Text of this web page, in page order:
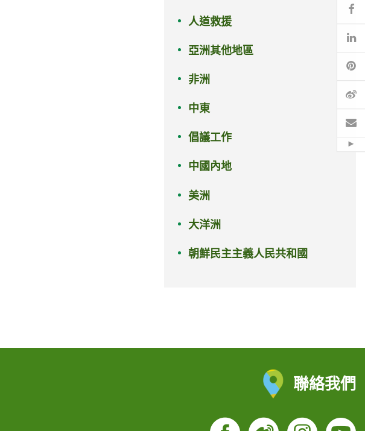
人道救援
亞洲其他地區
非洲
中東
倡議工作
中國內地
美洲
大洋洲
朝鮮民主主義人民共和國
聯絡我們